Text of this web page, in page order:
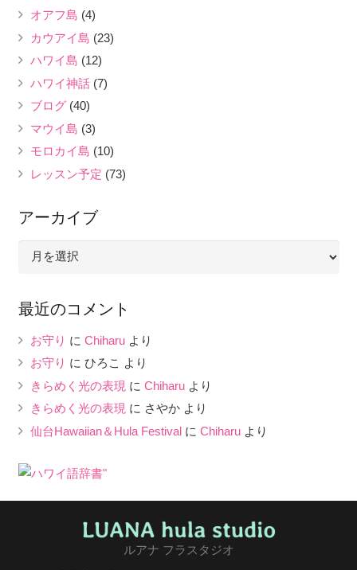
オアフ島 (4)
カウアイ島 (23)
ハワイ島 (12)
ハワイ神話(7)
ブログ(40)
マウイ島 (3)
モロカイ島 (10)
レッスン予定 (73)
アーカイブ
イ
最近のコメント
お守り に Chiharuより
お守り に ひろこ より
きらめく光の表現 に Chiharuより
きらめく光の表現に さやかより
仙台Hawaiian＆Hula Festivalに Chiharuより
ルアナ フラスタジオ